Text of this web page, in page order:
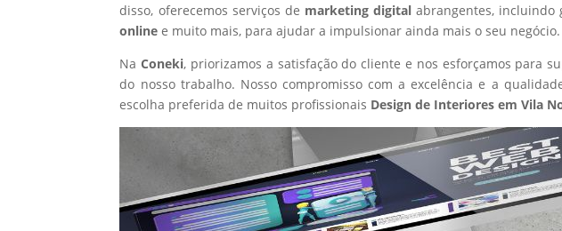
disso, oferecemos serviços de marketing digitalabrangentes, incluindo
online e muito mais, para ajudar a impulsionar ainda mais o seu negócio.
NaConeki, priorizamos a satisfação do cliente e nos esforçamos para
do nosso trabalho. Nosso compromisso com a excelência e a
escolha preferida de muitos profissionais Design de Interiores em Vila